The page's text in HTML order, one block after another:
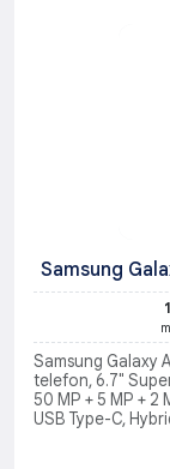
Samsung
Samsung Galaxy
telefon, 6.7"
50 MP + 5 MP + 2
USB Type-C,